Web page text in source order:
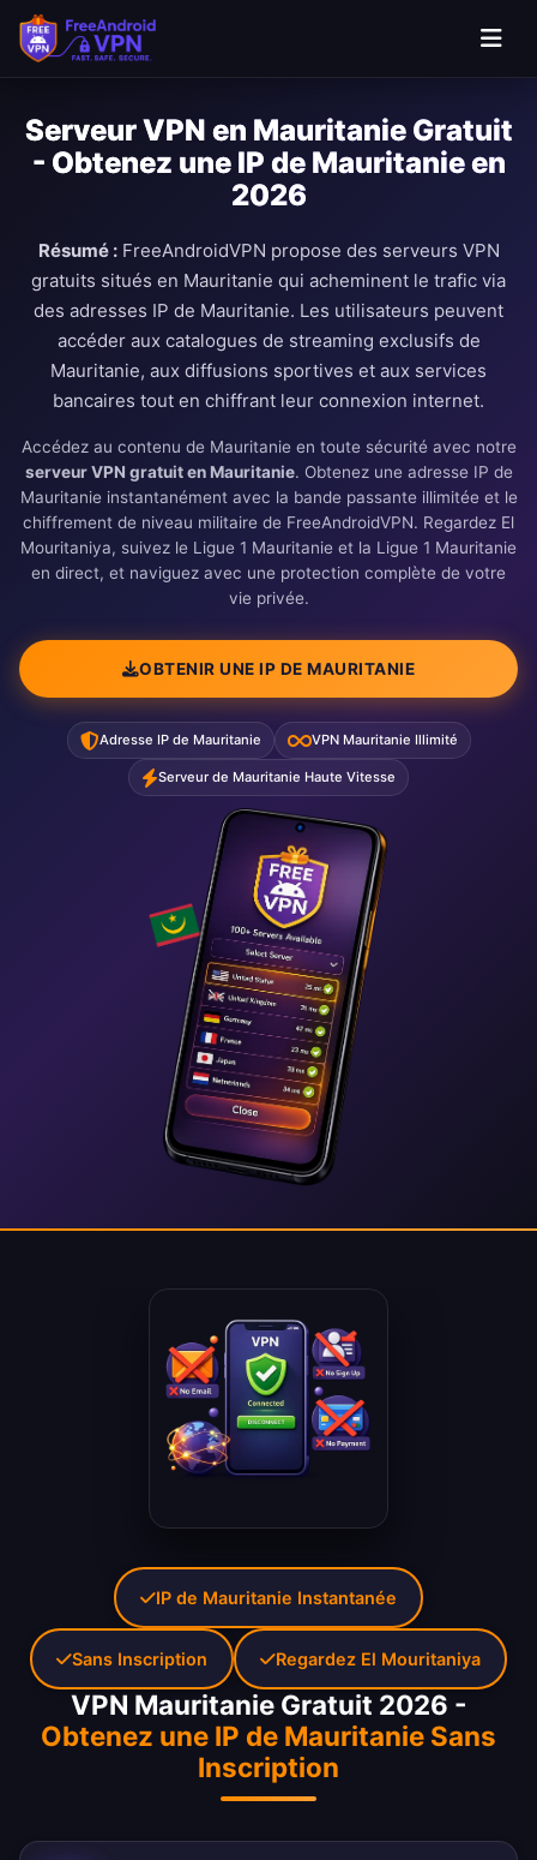
Passer au contenu principal
Serveur VPN en Mauritanie Gratuit
- Obtenez une IP de Mauritanie en
2026
Résumé :FreeAndroidVPN propose des serveurs VPN
gratuits situés en Mauritanie qui acheminent le trafic via
des adresses IP de Mauritanie. Les utilisateurs peuvent
accéder aux catalogues de streaming exclusifs de
Mauritanie, aux diffusions sportives et aux services
bancaires tout en chiffrant leur connexion internet.
Accédez au contenu de Mauritanie en toute sécurité avec notre
serveur VPN gratuit en Mauritanie. Obtenez une adresse IP de
Mauritanie instantanément avec la bande passante illimitée et le
chiffrement de niveau militaire de FreeAndroidVPN. Regardez El
Mouritaniya, suivez le Ligue 1 Mauritanie et la Ligue 1 Mauritanie
en direct, et naviguez avec une protection complète de votre
vie privée.
OBTENIR UNE IP DE MAURITANIE
Adresse IP de Mauritanie VPN Mauritanie Illimité
Serveur de Mauritanie Haute Vitesse
VPN Mauritanie Gratuit 2026 -
Obtenez une IP de Mauritanie Sans
Inscription
IP de Mauritanie Instantanée
Sans Inscription Regardez El Mouritaniya